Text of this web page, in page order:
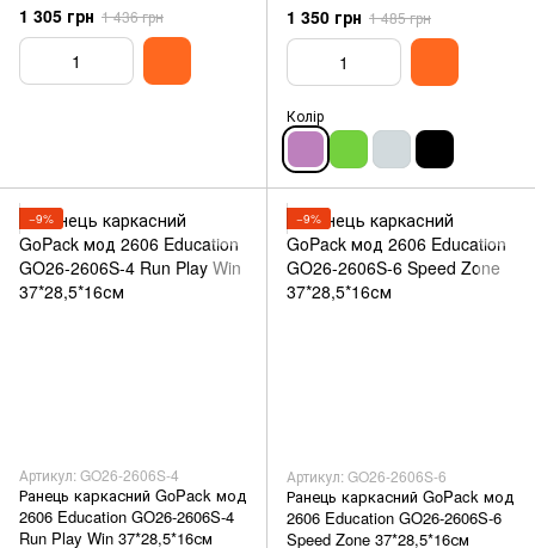
1 305 грн 1 436 грн 1 350 грн 1 485 грн
Колір
−9%
Артикул: GO26-2606S-4
Ранець каркасний GoPack мод
2606 Education GO26-2606S-4
Run Play Win 37*28,5*16см
−9%
Артикул: GO26-2606S-6
Ранець каркасний GoPack мод
2606 Education GO26-2606S-6
Speed Zone 37*28,5*16см